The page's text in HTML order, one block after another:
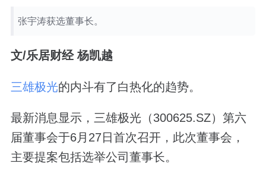
张宇涛获选董事长。
文/乐居财经 杨凯越
三雄极光的内斗有了白热化的趋势。
最新消息显示，三雄极光（300625.SZ）第六
届董事会于6月27日首次召开，此次董事会，
主要提案包括选举公司董事长。